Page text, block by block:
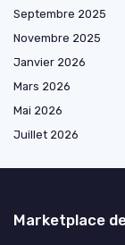
Septembre 2025
Novembre 2025
Janvier 2026
Mars 2026
Mai 2026
Juillet 2026
Marketplace